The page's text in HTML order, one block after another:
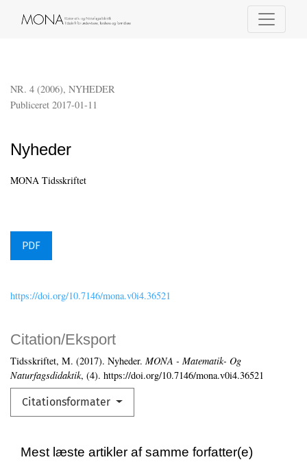
NR. 4 (2006), NYHEDER
Nyheder
Publiceret 2017-01-11
MONA Tidsskriftet
PDF
Citation/Eksport
Tidsskriftet, M. (2017). Nyheder. MONA - Matematik- Og
Naturfagsdidaktik, (4). https://doi.org/10.7146/mona.v0i4.36521
Citationsformater
https://doi.org/10.7146/mona.v0i4.36521
Mest læste artikler af samme forfatter(e)